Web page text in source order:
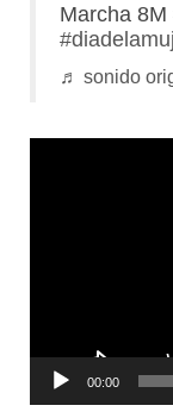
Marcha 8M
♬ sonido
00:00